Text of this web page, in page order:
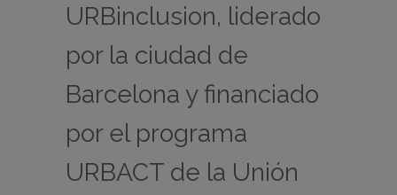
URBinclusion, liderado
por la ciudad de
Barcelona y financiado
por el programa
URBACT de la Unión